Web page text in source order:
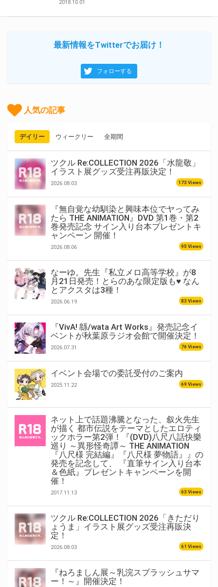
2018.10.01
最新情報をTwitterでお届け！
フォローする
人気の記事
デイリー ウィークリー 全期間
ツクル Re:COLLECTION 2026「水龍敬」
イラスト展グッズ受注再販決定！
2026.08.03 173 Views
『無自覚な幼馴染と興味本位でヤってみ
たら THE ANIMATION』DVD 第1巻・第2
巻発売記念 サイン入り台本プレゼントキ
ャンペーン 開催！
2026.08.06 95 Views
なーゆ。先生『私立メロ高等学校』が8
月21日発売！とらのあな限定版も♥ なん
とアクスタは3種！
2026.06.19 83 Views
『VivA! 緜/wata Art Works』発売記念イ
ベントが秋葉原ラジオ会館で開催決定！
2026.07.31 76 Views
イベント会場での委託受付のご案内
2025.11.22 69 Views
ネット上で話題沸騰となった、叙火先生
が描く 都市伝説をテーマとしたエロティ
ックホラー第2弾！『(DVD)八尺八話快樂
巡り ～異形怪奇譚～ THE ANIMATION
『八尺様 完結編』『八尺様 夢物語』』の
発売を記念して、 『直筆サイン入り台本
＆色紙』プレゼントキャンペーンを開
催！
2017.11.13 63 Views
ツクル Re:COLLECTION 2026「きただり
ょうま」イラスト展グッズ受注再販決
定！
2026.08.03 61 Views
『ねろましん展～乳浣スプラッシュサマ
ー！～』開催決定！